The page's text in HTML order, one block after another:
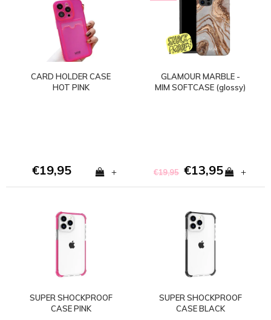
CARD HOLDER CASE
HOT PINK
€19,95 +
GLAMOUR MARBLE -
MIM SOFTCASE (glossy)
€19,95 €13,95 +
SUPER SHOCKPROOF
CASE PINK
SUPER SHOCKPROOF
CASE BLACK